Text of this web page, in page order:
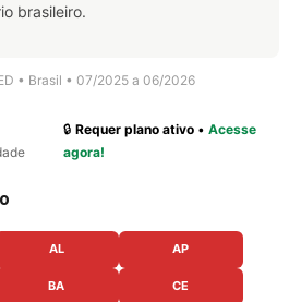
brasileiro.
• Brasil • 07/2025 a 06/2026
🔒Requer plano ativo •Acesse
agora!
AL AP
BA CE